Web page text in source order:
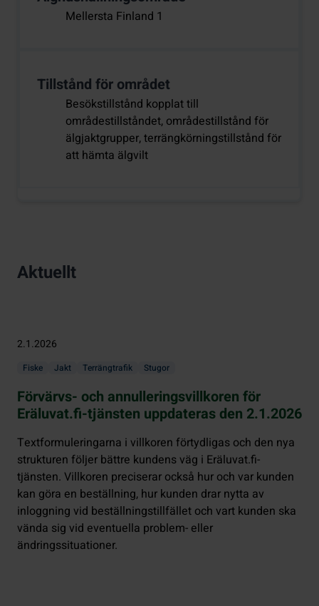
Mellersta Finland 1
Tillstånd för området
Besökstillstånd kopplat till
områdestillståndet, områdestillstånd för
älgjaktgrupper, terrängkörningstillstånd för
att hämta älgvilt
Aktuellt
2.1.2026
Fiske Jakt Terrängtrafik Stugor
Förvärvs- och annulleringsvillkoren för
Eräluvat.fi-tjänsten uppdateras den 2.1.2026
Textformuleringarna i villkoren förtydligas och den nya
strukturen följer bättre kundens väg i Eräluvat.fi-
tjänsten. Villkoren preciserar också hur och var kunden
kan göra en beställning, hur kunden drar nytta av
inloggning vid beställningstillfället och vart kunden ska
vända sig vid eventuella problem- eller
ändringssituationer.